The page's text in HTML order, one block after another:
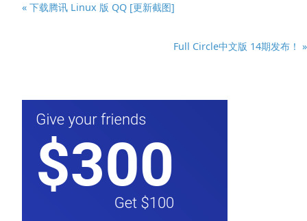
« 下载腾讯 Linux 版 QQ [更新截图]
Full Circle中文版 14期发布！ »